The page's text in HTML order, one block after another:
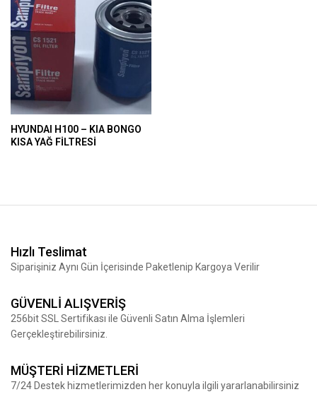
HYUNDAI H100 – KIA BONGO
KISA YAĞ FİLTRESİ
Hızlı Teslimat
Siparişiniz Aynı Gün İçerisinde Paketlenip Kargoya Verilir
GÜVENLİ ALIŞVERİŞ
256bit SSL Sertifikası ile Güvenli Satın Alma İşlemleri
Gerçekleştirebilirsiniz.
MÜŞTERİ HİZMETLERİ
7/24 Destek hizmetlerimizden her konuyla ilgili yararlanabilirsiniz